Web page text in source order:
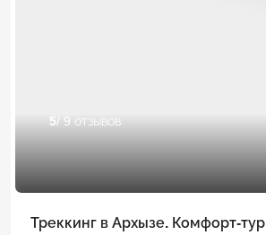
5/ 9 отзывов
Треккинг в Архызе. Комфорт-тур